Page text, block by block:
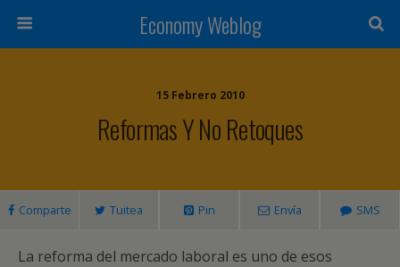
Economy Weblog
15 Febrero 2010
Reformas Y No Retoques
Comparte Tuitea Pin Envía SMS
La reforma del mercado laboral es uno de esos